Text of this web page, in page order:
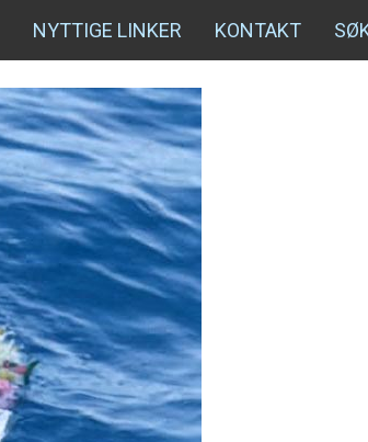
NYTTIGE LINKER KONTAKT